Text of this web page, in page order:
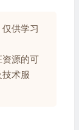
供学习
源的可
术服